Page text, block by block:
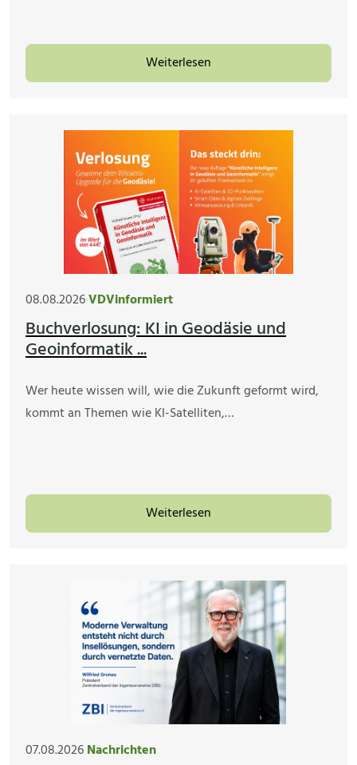
Weiterlesen
08.08.2026VDVinformiert
Buchverlosung: KI in Geodäsie und
Geoinformatik ...
Wer heute wissen will, wie die Zukunft geformt wird,
kommt an Themen wie KI-Satelliten,…
Weiterlesen
07.08.2026Nachrichten